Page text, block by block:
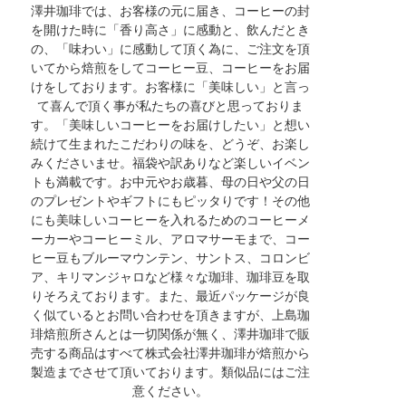
澤井珈琲では、お客様の元に届き、コーヒーの封
を開けた時に「香り高さ」に感動と、飲んだとき
の、「味わい」に感動して頂く為に、ご注文を頂
いてから焙煎をしてコーヒー豆、コーヒーをお届
けをしております。お客様に「美味しい」と言っ
て喜んで頂く事が私たちの喜びと思っておりま
す。「美味しいコーヒーをお届けしたい」と想い
続けて生まれたこだわりの味を、どうぞ、お楽し
みくださいませ。福袋や訳ありなど楽しいイベン
トも満載です。お中元やお歳暮、母の日や父の日
のプレゼントやギフトにもピッタりです！その他
にも美味しいコーヒーを入れるためのコーヒーメ
ーカーやコーヒーミル、アロマサーモまで、コー
ヒー豆もブルーマウンテン、サントス、コロンビ
ア、キリマンジャロなど様々な珈琲、珈琲豆を取
りそろえております。また、最近パッケージが良
く似ているとお問い合わせを頂きますが、上島珈
琲焙煎所さんとは一切関係が無く、澤井珈琲で販
売する商品はすべて株式会社澤井珈琲が焙煎から
製造までさせて頂いております。類似品にはご注
意ください。